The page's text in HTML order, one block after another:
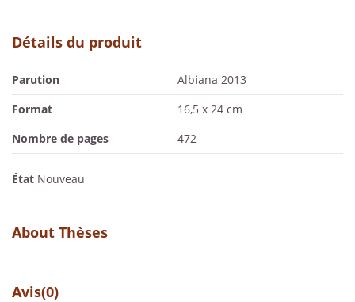
Détails du produit
Parution
Albiana 2013
Format
16,5 x 24 cm
Nombre de pages
472
État Nouveau
About Thèses
Avis(0)